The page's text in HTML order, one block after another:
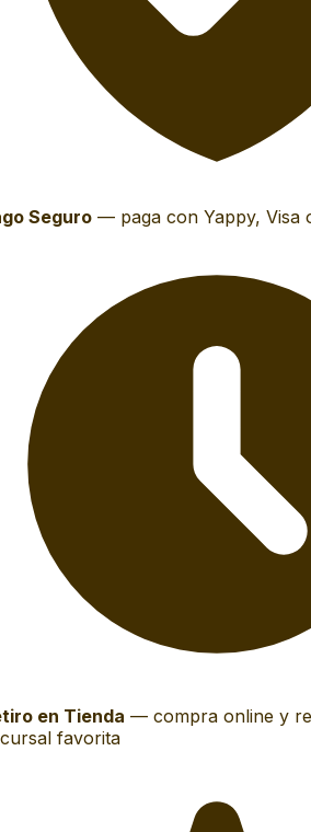
Seguro— paga con Yappy, Visa
en Tienda— compra online y
favorita